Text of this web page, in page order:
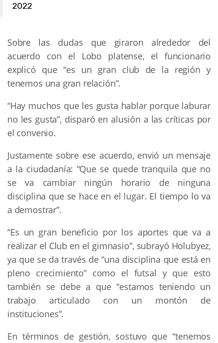
2022
Sobre las dudas que giraron alrededor del
acuerdo con el Lobo platense, el funcionario
explicó que “es un gran club de la región y
tenemos una gran relación”.
“Hay muchos que les gusta hablar porque laburar
no les gusta”, disparó en alusión a las críticas por
el convenio.
Justamente sobre ese acuerdo, envió un mensaje
a la ciudadanía: “Que se quede tranquila que no
se va cambiar ningún horario de ninguna
disciplina que se hace en el lugar. El tiempo lo va
a demostrar”.
“Es un gran beneficio por los aportes que va a
realizar el Club en el gimnasio”, subrayó Holubyez,
ya que se da través de “una disciplina que está en
pleno crecimiento” como el futsal y que esto
también se debe a que “estamos teniendo un
trabajo articulado con un montón de
instituciones”.
En términos de gestión, sostuvo que “tenemos